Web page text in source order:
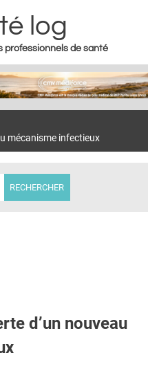
log
professionnels de santé
mécanisme infectieux
d’un nouveau